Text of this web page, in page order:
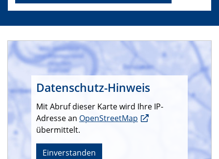
Datenschutz-Hinweis
Mit Abruf dieser Karte wird Ihre IP-
Adresse an OpenStreetMap
übermittelt.
Einverstanden